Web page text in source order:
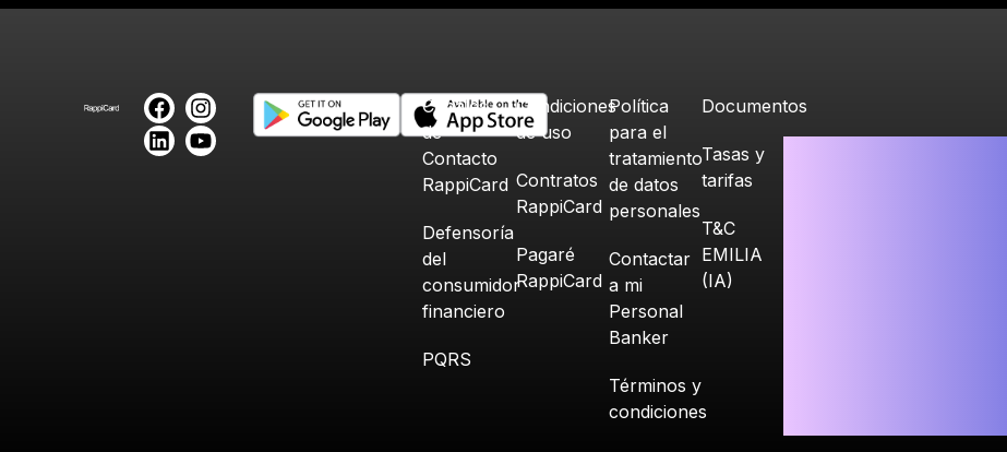
Canales
de
Contacto
RappiCard
Defensoría
del
consumidor
financiero
PQRS
Condiciones
de uso
Contratos
RappiCard
Pagaré
RappiCard
Política
para el
tratamiento
de datos
personales
Contactar
a mi
Personal
Banker
Términos y
condiciones
Documentos
Tasas y
tarifas
T&C
EMILIA
(IA)